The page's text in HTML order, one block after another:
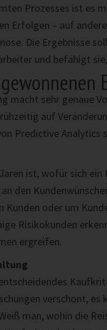
Prozesses ist es
Erfolgen – auf
Die Ergebnisse
und befähigt
macht sehr genaue
auf
Predictive Analytics
ist, wofür sich
den
Kunden oder um
Risikokunden
ergreifen.
verschont,
man, wohin die